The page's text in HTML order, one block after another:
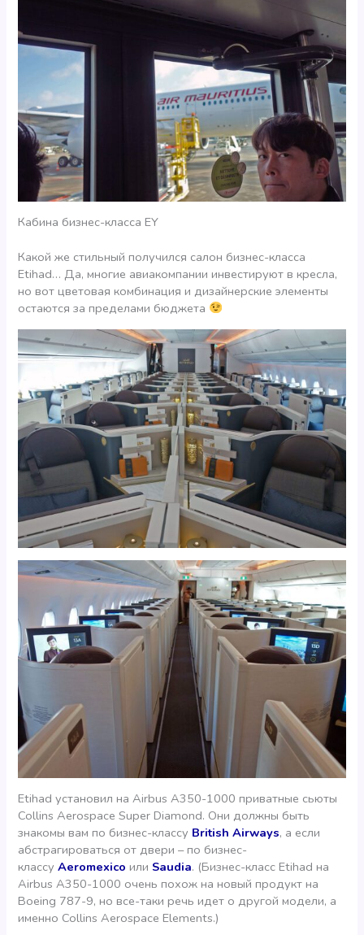
Кабина бизнес-класса EY
Какой же стильный получился салон бизнес-класса
Etihad… Да, многие авиакомпании инвестируют в кресла,
но вот цветовая комбинация и дизайнерские элементы
остаются за пределами бюджета
Etihad установил на Airbus A350-1000 приватные сьюты
Collins Aerospace Super Diamond. Они должны быть
знакомы вам по бизнес-классу British Airways, а если
абстрагироваться от двери – по бизнес-
классуAeromexico или Saudia. (Бизнес-класс Etihad на
Airbus A350-1000 очень похож на новый продукт на
Boeing 787-9, но все-таки речь идет о другой модели, а
именно Collins Aerospace Elements.)